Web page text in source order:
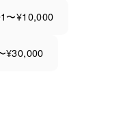
〜¥10,000
¥30,000